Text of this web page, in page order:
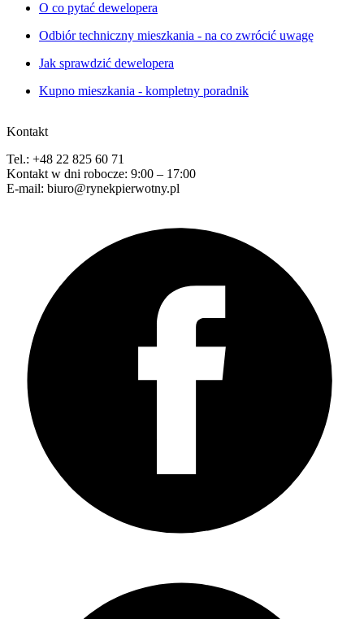
O co pytać dewelopera
Odbiór techniczny mieszkania - na co zwrócić uwagę
Jak sprawdzić dewelopera
Kupno mieszkania - kompletny poradnik
Kontakt
Tel.: +48 22 825 60 71
Kontakt w dni robocze: 9:00 – 17:00
E-mail: biuro@rynekpierwotny.pl